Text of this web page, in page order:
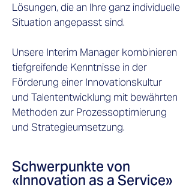
Lösungen, die an Ihre ganz individuelle
Situation angepasst sind.
Unsere Interim Manager kombinieren
tiefgreifende Kenntnisse in der
Förderung einer Innovationskultur
und Talententwicklung mit bewährten
Methoden zur Prozessoptimierung
und Strategieumsetzung.
Schwerpunkte von
«Innovation as a Service»